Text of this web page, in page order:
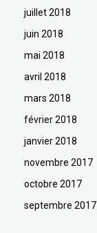
juillet 2018
juin 2018
mai 2018
avril 2018
mars 2018
février 2018
janvier 2018
novembre 2017
octobre 2017
septembre 2017